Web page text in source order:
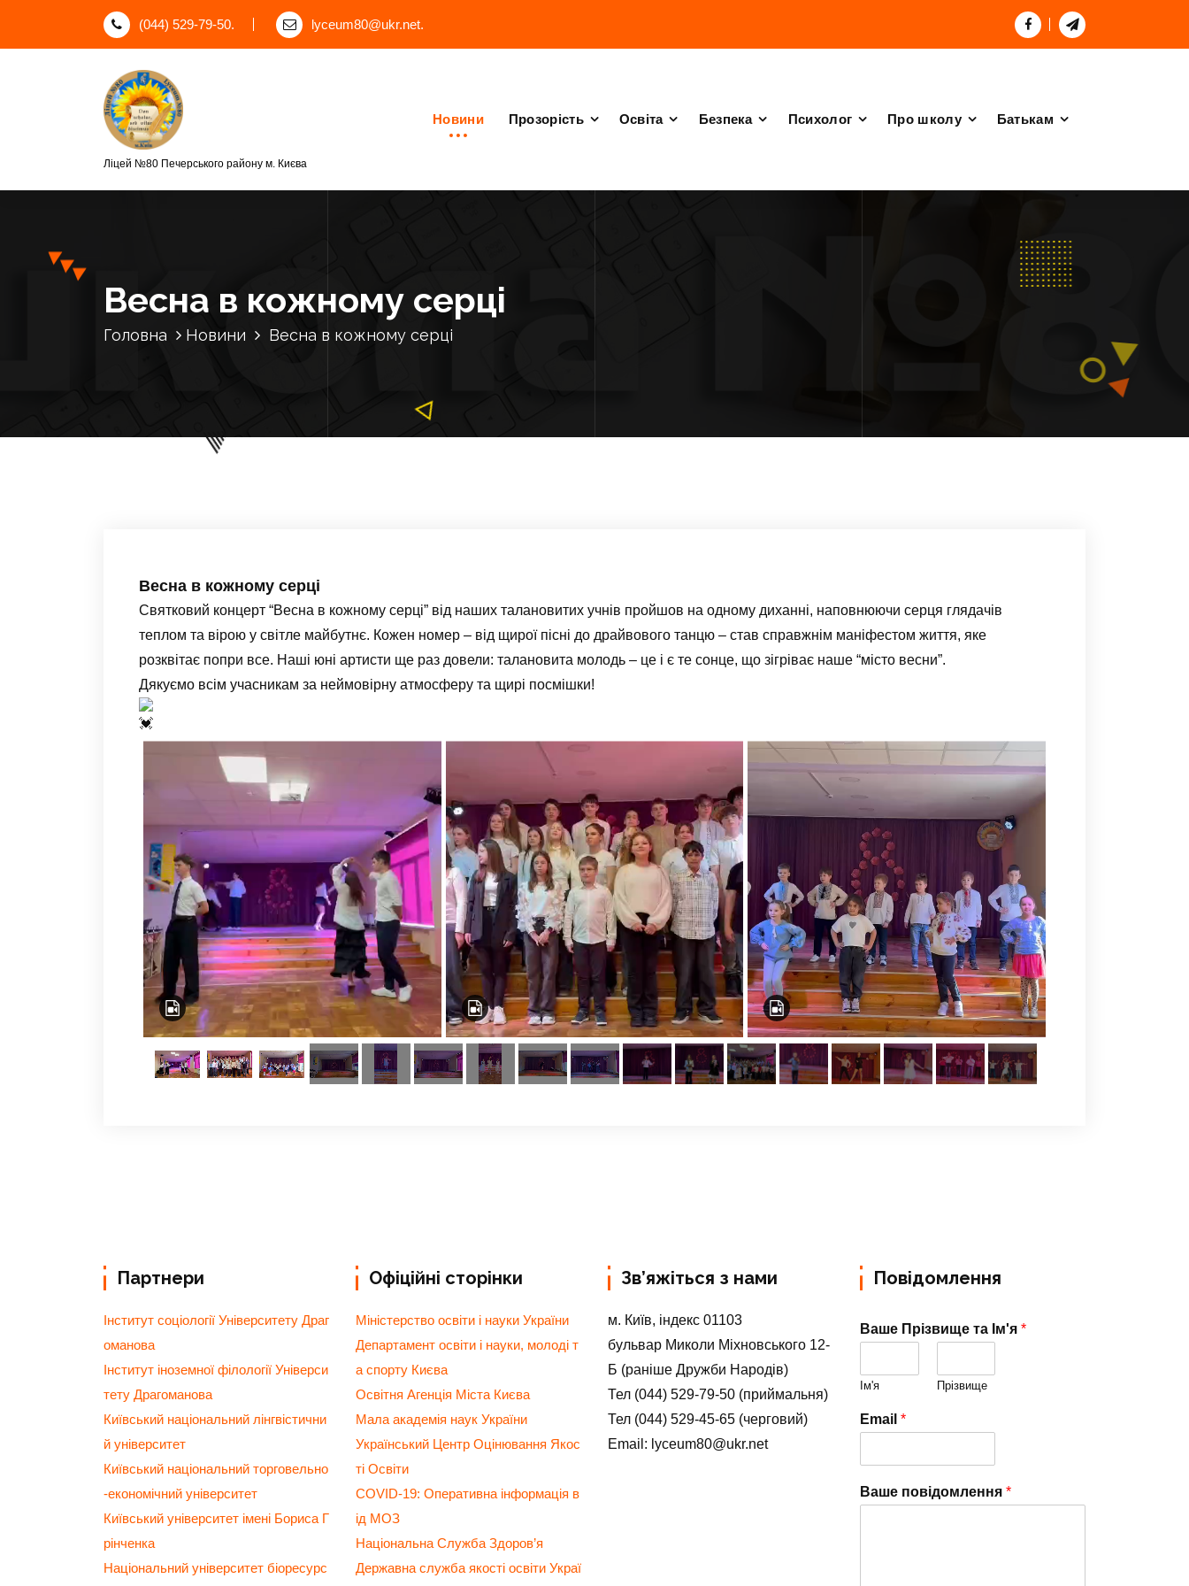
р
(044) 529-79-50. lyceum80@ukr.net.
Ліцей №80 Печерського району м. Києва
Новини Прозорість Освіта Безпека Психолог Про школу Батькам
Весна в кожному серці
Головна Новини Весна в кожному серці
Весна в кожному серці
Святковий концерт “Весна в кожному серці” від наших талановитих учнів пройшов на одному диханні, наповнюючи серця глядачів
теплом та вірою у світле майбутнє. Кожен номер – від щирої пісні до драйвового танцю – став справжнім маніфестом життя, яке
розквітає попри все. Наші юні артисти ще раз довели: талановита молодь – це і є те сонце, що зігріває наше “місто весни”.
Дякуємо всім учасникам за неймовірну атмосферу та щирі посмішки!
Партнери
Інститут соціології Університету Драг
оманова
Інститут іноземної філології Універси
тету Драгоманова
Київський національний лінгвістични
й університет
Київський національний торговельно
-економічний університет
Київський університет імені Бориса Г
рінченка
Національний університет біоресурс
Офіційні сторінки
Міністерство освіти і науки України
Департамент освіти і науки, молоді т
а спорту Києва
Освітня Агенція Міста Києва
Мала академія наук України
Український Центр Оцінювання Якос
ті Освіти
COVID-19: Оперативна інформація в
ід МОЗ
Національна Служба Здоров’я
Державна служба якості освіти Украї
Зв’яжіться з нами
м. Київ, індекс 01103
бульвар Миколи Міхновського 12-
Б (раніше Дружби Народів)
Тел (044) 529-79-50 (приймальня)
Тел (044) 529-45-65 (черговий)
Email: lyceum80@ukr.net
Повідомлення
Ваше Прізвище та Ім'я *
Ім'я Прізвище
Email *
Ваше повідомлення *